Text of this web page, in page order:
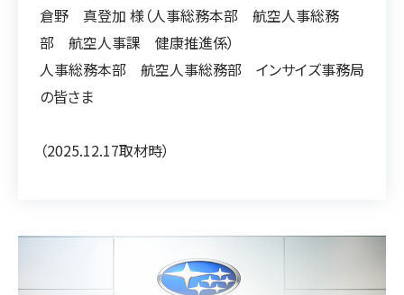
倉野 真登加 様（人事総務本部 航空人事総務
部 航空人事課 健康推進係）
人事総務本部 航空人事総務部 インサイズ事務局
の皆さま
（2025.12.17取材時）